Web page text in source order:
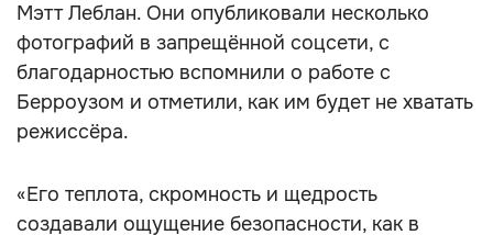
Мэтт Леблан. Они опубликовали несколько
фотографий в запрещённой соцсети, с
благодарностью вспомнили о работе с
Берроузом и отметили, как им будет не хватать
режиссёра.
«Его теплота, скромность и щедрость
создавали ощущение безопасности, как в